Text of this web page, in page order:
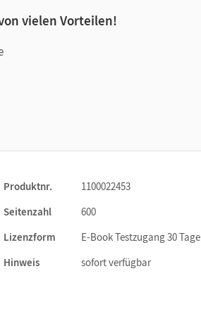
vielen Vorteilen!
Produktnr.
1100022453
Seitenzahl
600
Lizenzform
E-Book Testzugang 30 Tage
Hinweis
sofort verfügbar